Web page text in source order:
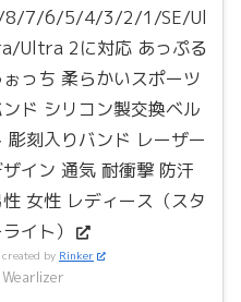
7/6/5/4/3/2/1/SE/Ul
Ultra 2に対応 あっぷる
ぉっち 柔らかいスポーツ
ンド シリコン製交換ベル
彫刻入りバンド レーザー
ザイン 通気 耐衝撃 防汗
性 女性 レディース（スタ
イト）
created by Rinker
Wearlizer